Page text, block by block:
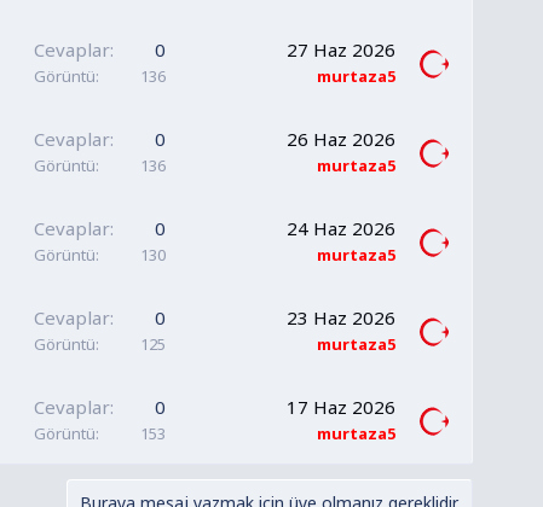
Cevaplar 0
Görüntü 136
27 Haz 2026
murtaza5
Cevaplar 0
Görüntü 136
26 Haz 2026
murtaza5
Cevaplar 0
Görüntü 130
24 Haz 2026
murtaza5
Cevaplar 0
Görüntü 125
23 Haz 2026
murtaza5
Cevaplar 0
Görüntü 153
17 Haz 2026
murtaza5